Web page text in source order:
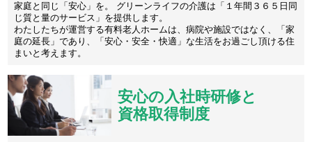
家庭と同じ「安心」を。 グリーンライフの介護は「１年間３６５日同
じ質と量のサービス」を提供します。
わたしたちが運営する有料老人ホームは、病院や施設ではなく、「家
庭の延長」であり、「安心・安全・快適」な生活をお過ごし頂ける住
まいと考えます。
安心の入社時研修と
資格取得制度